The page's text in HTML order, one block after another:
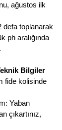
ağustos ilk
defa toplanarak
ph aralığında
Bilgiler
fide kolisinde
Yaban
çıkartınız,